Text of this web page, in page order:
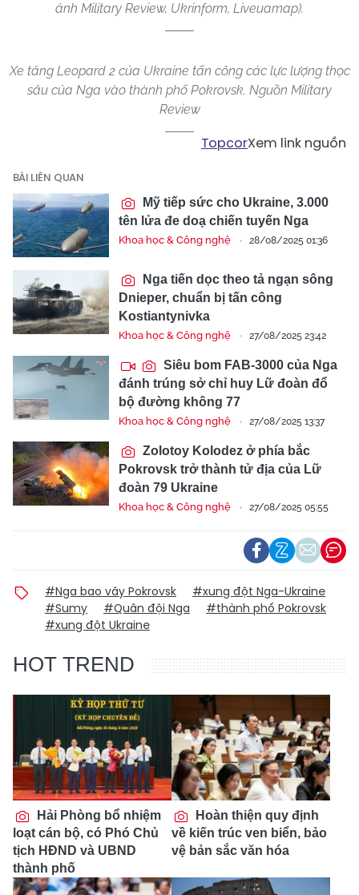
ảnh Military Review, Ukrinform, Liveuamap).
Xe tăng Leopard 2 của Ukraine tấn công các lực lượng thọc
sâu của Nga vào thành phố Pokrovsk. Nguồn Military
Review
TopcorXem link nguồn
BÀI LIÊN QUAN
Mỹ tiếp sức cho Ukraine, 3.000
tên lửa đe doạ chiến tuyến Nga
Khoa học & Công nghệ 28/08/2025 01:36
Nga tiến dọc theo tả ngạn sông
Dnieper, chuẩn bị tấn công
Kostiantynivka
Khoa học & Công nghệ 27/08/2025 23:42
Siêu bom FAB-3000 của Nga
đánh trúng sở chỉ huy Lữ đoàn đổ
bộ đường không 77
Khoa học & Công nghệ 27/08/2025 13:37
Zolotoy Kolodez ở phía bắc
Pokrovsk trở thành tử địa của Lữ
đoàn 79 Ukraine
Khoa học & Công nghệ 27/08/2025 05:55
#Nga bao vây Pokrovsk
#xung đột Nga-Ukraine
#Sumy
#Quân đội Nga
#thành phố Pokrovsk
#xung đột Ukraine
HOT TREND
Hải Phòng bổ nhiệm
loạt cán bộ, có Phó Chủ
tịch HĐND và UBND
thành phố
Hoàn thiện quy định
về kiến trúc ven biển, bảo
vệ bản sắc văn hóa